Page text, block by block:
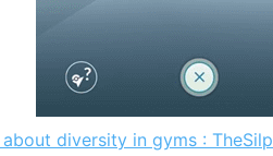
diversity in gyms :